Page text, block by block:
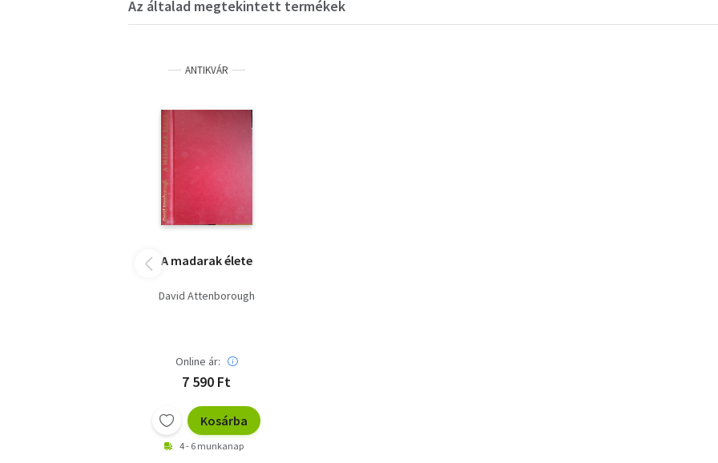
Az általad megtekintett termékek
ANTIKVÁR
A madarak élete
David Attenborough
Online ár:
7 590 Ft
Kosárba
4 - 6 munkanap